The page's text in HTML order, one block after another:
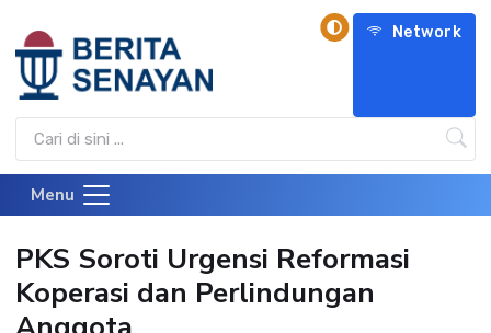
Network
Menu
PKS Soroti Urgensi Reformasi
Koperasi dan Perlindungan